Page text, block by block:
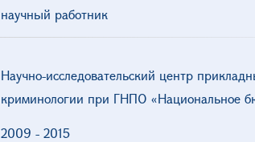
научный работник
Научно-исследовательский центр
криминологии при ГНПО «Национальное
2009 - 2015